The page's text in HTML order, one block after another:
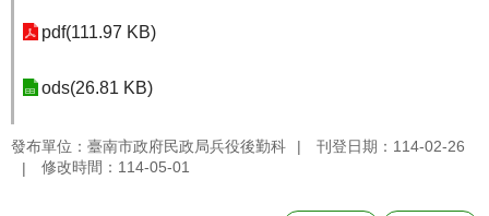
pdf(111.97 KB)
ods(26.81 KB)
發布單位：臺南市政府民政局兵役後勤科
刊登日期：114-02-26
修改時間：114-05-01